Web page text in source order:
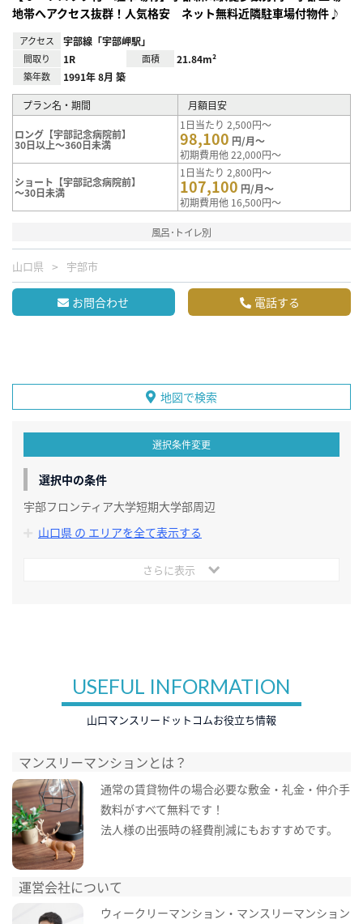
地帯へアクセス抜群！人気格安 ネット無料近隣駐車場付物件♪
アクセス 宇部線「宇部岬駅」
間取り 1R 面積 21.84m²
築年数 1991年 8月 築
プラン名・期間 月額目安
ロング【宇部記念病院前】
30日以上～360日未満
1日当たり 2,500円～
98,100 円/月～
初期費用他 22,000円～
ショート【宇部記念病院前】
～30日未満
1日当たり 2,800円～
107,100 円/月～
初期費用他 16,500円～
風呂･トイレ別
山口県 宇部市
お問合わせ 電話する
地図で検索
選択条件変更
選択中の条件
宇部フロンティア大学短期大学部周辺
山口県 の エリアを全て表示する
さらに表示
USEFUL INFORMATION
山口マンスリードットコムお役立ち情報
マンスリーマンションとは？
通常の賃貸物件の場合必要な敷金・礼金・仲介手
数料がすべて無料です！
法人様の出張時の経費削減にもおすすめです。
運営会社について
ウィークリーマンション・マンスリーマンション